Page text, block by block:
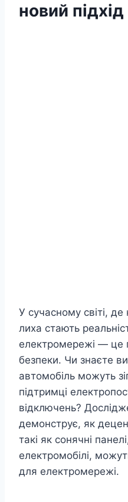
новий
У сучасному світі, де
лиха стають
електромережі — це
безпеки. Чи знаєте
автомобіль можуть
підтримці
відключень?
демонструє, як
такі як сонячні
електромобілі,
для електромережі.